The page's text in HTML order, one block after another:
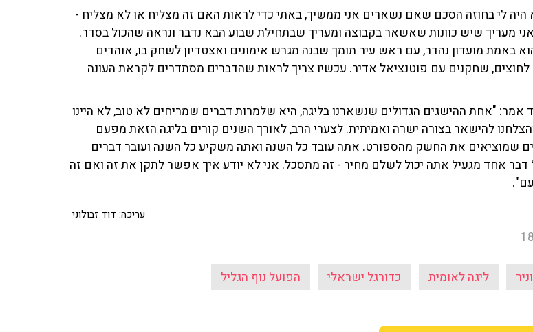
היה לי בחוזה הסכם שאם נשארים אני ממשיך, באתי כדי לראות האם זה מצליח או לא מצליח -
מעריך שיש כוונות שאשאר בקבוצה ומעריך שבתחילת שבוע הבא נדבר ונראה שהכול בסדר.
באמת מועדון נהדר, עם ראש עיר תומך שבנה מגרש אימונים ואצטדיון לשחק בו, אוהדים
לחוצים, שחקנים עם פוטנציאל אדיר. עכשיו צריך לראות שהדברים מסתדרים לקראת העונה
אמר: "אחת ההישגים הגדולים שנשארנו בליגה, היא שלמרות דברים שמריחים לא טוב, לא היינו
להישאר בצורה ישרה ואמיתית. לצערי הרב, לאורך השנים קורים בליגה הזאת מפעם
שמוציאים את החשק מהספורט. אתה עובד כל השנה ואתה משקיע כל השנה ועובר דברים
דבר אחד מגעיל אתה יכול לשלם מחיר - זה מתסכל. אני לא יודע איך אפשר לתקן את זה ואם זה
עריכה: דוד זבולוני
ליגה לאומית כדורגל ישראלי הפועל נוף הגליל